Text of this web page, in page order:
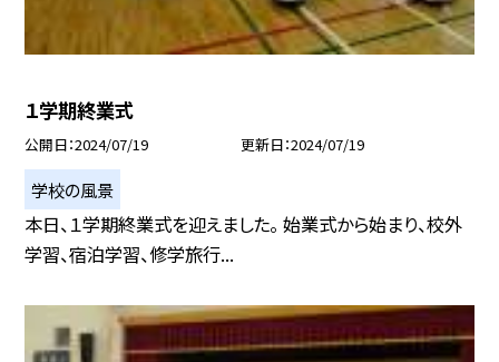
１学期終業式
公開日 2024/07/19 更新日 2024/07/19
学校の風景
本日、１学期終業式を迎えました。 始業式から始まり、校外
学習、宿泊学習、修学旅行...